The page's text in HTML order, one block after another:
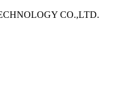
CO.,LTD.